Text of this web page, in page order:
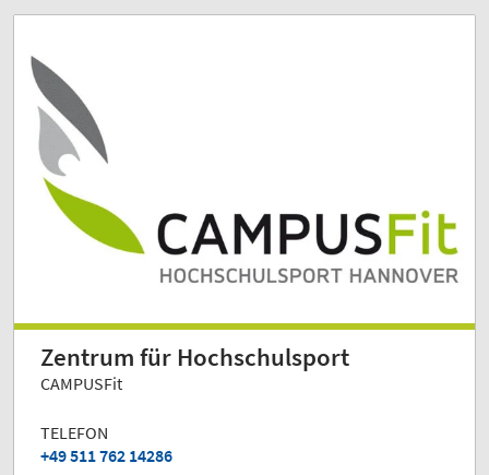
Zentrum für Hochschulsport
CAMPUSFit
TELEFON
+49 511 762 14286